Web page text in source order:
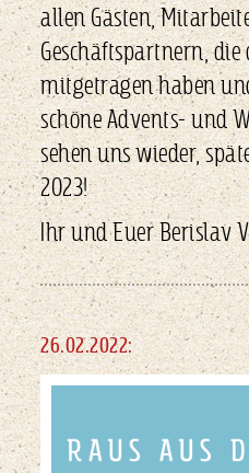
allen Gästen,
Geschäftspartnern, die
mitgetragen haben
schöne Advents- und
sehen uns wieder,
2023!
Ihr und Euer Berislav
26.02.2022: